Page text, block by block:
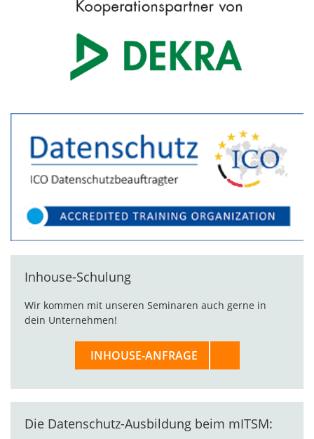
Inhouse-Schulung
Wir kommen mit unseren Seminaren auch gerne in
dein Unternehmen!
INHOUSE-ANFRAGE
Die Datenschutz-Ausbildung beim mITSM: